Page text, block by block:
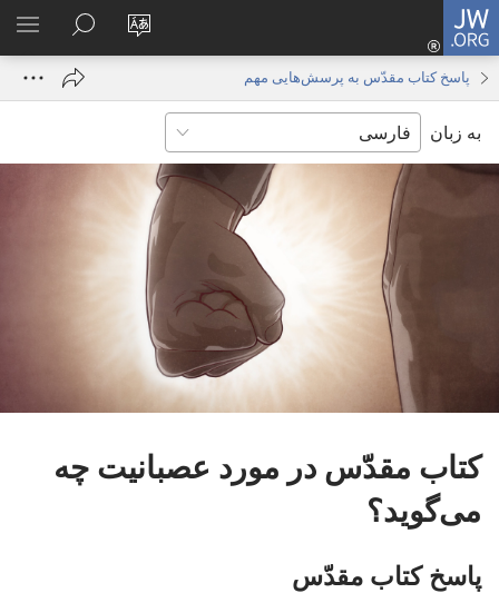
JW.ORG
زبان
را
دهید
ورود
باز
JW.ORG
جستجو
پاسخ کتاب مقدّس به پرسش‌هایی مهم
به زبان
کتاب مقدّس در مورد عصبانیت چه
می‌گوید؟‏
پاسخ کتاب مقدّس